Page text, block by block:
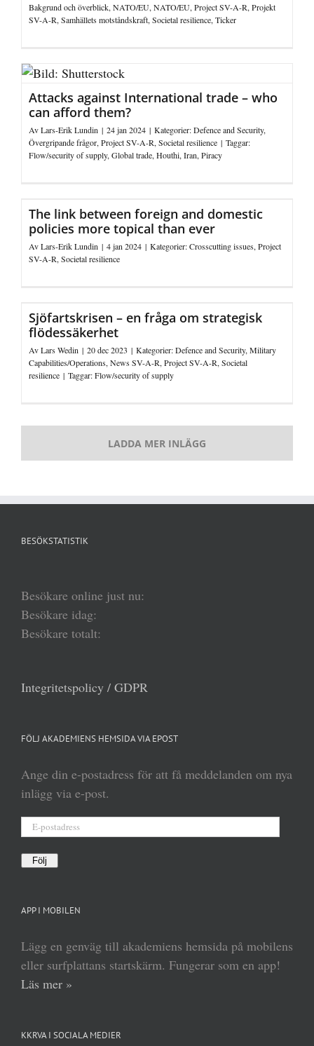
Bakgrund och överblick,NATO/EU,NATO/EU,Project SV-A-R,Projekt
SV-A-R,Samhällets motståndskraft,Societal resilience,Ticker
Attacks against International trade – who
can afford them?
AvLars-Erik Lundin | 24 jan 2024 | Kategorier:Defence and Security,
Övergripande frågor,Project SV-A-R,Societal resilience | Taggar:
Flow/security of supply,Global trade,Houthi,Iran,Piracy
The link between foreign and domestic
policies more topical than ever
AvLars-Erik Lundin | 4 jan 2024 | Kategorier:Crosscutting issues,Project
SV-A-R,Societal resilience
Sjöfartskrisen – en fråga om strategisk
flödessäkerhet
AvLars Wedin | 20 dec 2023 | Kategorier:Defence and Security,Military
Capabilities/Operations,News SV-A-R,Project SV-A-R,Societal
resilience | Taggar:Flow/security of supply
LADDA MER INLÄGG
BESÖKSTATISTIK
Besökare online just nu:
Besökare idag:
Besökare totalt:
Integritetspolicy / GDPR
FÖLJ AKADEMIENS HEMSIDA VIA EPOST
Ange din e-postadress för att få meddelanden om nya
inlägg via e-post.
postadress
Följ
APP I MOBILEN
Lägg en genväg till akademiens hemsida på mobilens
eller surfplattans startskärm. Fungerar som en app!
Läs mer »
KKRVA I SOCIALA MEDIER